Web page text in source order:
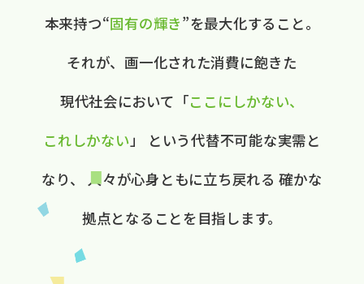
本来持つ“固有の​輝き”を​最大化する​こと。
それが、​画一化された​消費に​飽きた​
現代社会に​おいて ​「ここに​しかない、​
これしかない 」
と​いう​代替不可能な​実需と​
なり、
人々が​心身ともに​立ち戻れる 確かな​
拠点と​なる​ことを​目指します。​